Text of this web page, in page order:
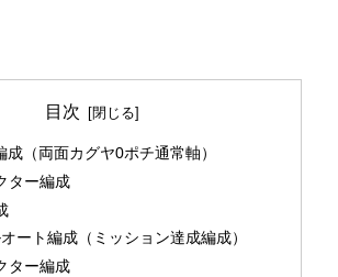
目次
成（両面カグヤ0ポチ通常軸）
ター編成
ート編成（ミッション達成編成）
ター編成